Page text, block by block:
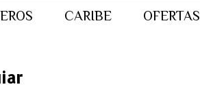
CARIBE OFERTAS